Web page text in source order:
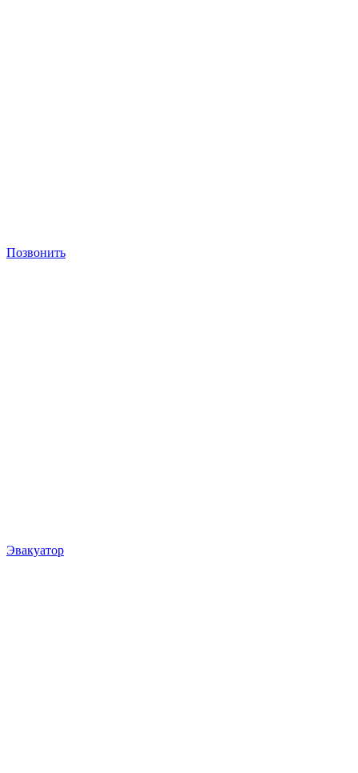
Позвонить
Эвакуатор